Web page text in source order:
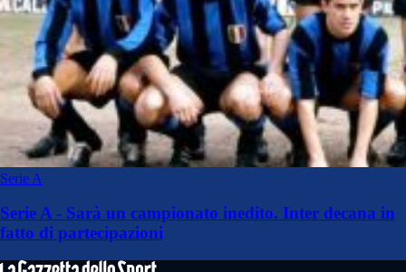
Serie A
Serie A - Sarà un campionato inedito. Inter decana in
fatto di partecipazioni